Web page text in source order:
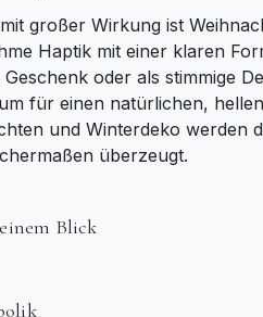
großer Wirkung ist
Haptik mit einer klaren
oder als stimmige
für einen natürlichen,
und Winterdeko werden
überzeugt.
einem Blick